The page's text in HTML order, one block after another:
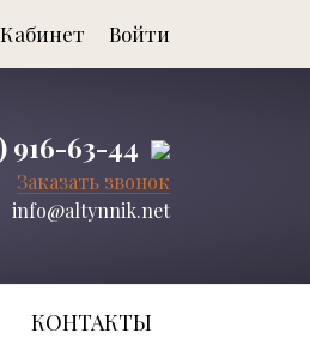
Кабинет Войти
916-63-44
Заказать звонок
info@altynnik.net
КОНТАКТЫ